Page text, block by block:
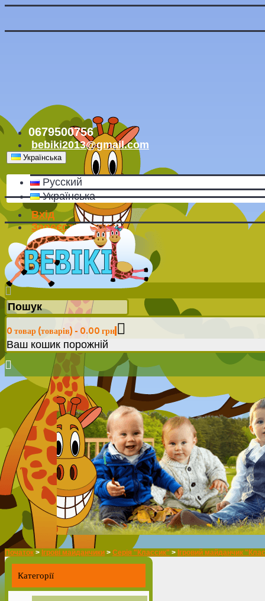
0679500756
bebiki2013@gmail.com
Українська
Русский
Українська
Вхід
Зареєструватись
0 товар (товарів) - 0.00 грн
Ваш кошик порожній
Початок > Ігрові майданчики > Серія "Классик" > Ігровий майданчик
Категорії